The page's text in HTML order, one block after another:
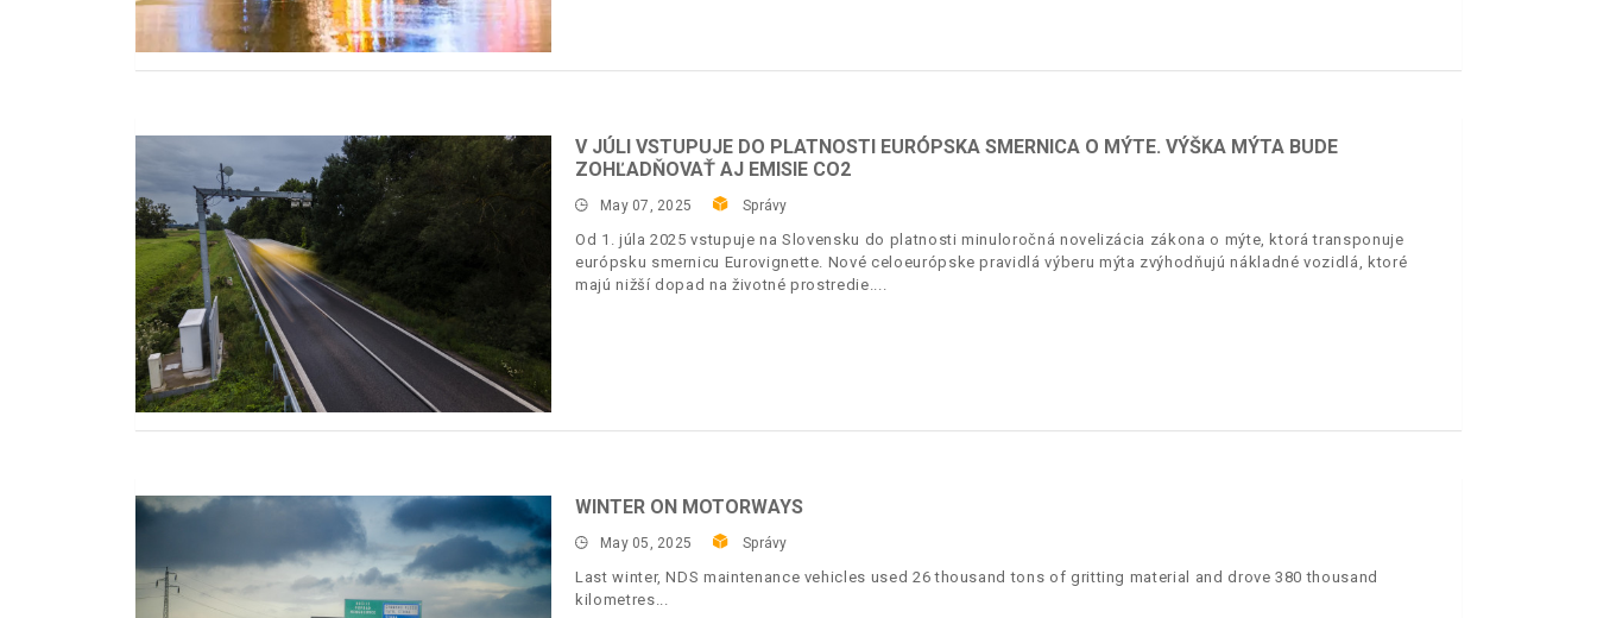
V JÚLI VSTUPUJE DO PLATNOSTI EURÓPSKA SMERNICA O MÝTE. VÝŠKA MÝTA BUDE
ZOHĽADŇOVAŤ AJ EMISIE CO2
May 07, 2025 Správy
Od 1. júla 2025 vstupuje na Slovensku do platnosti minuloročná novelizácia zákona o mýte, ktorá transponuje
európsku smernicu Eurovignette. Nové celoeurópske pravidlá výberu mýta zvýhodňujú nákladné vozidlá, ktoré
majú nižší dopad na životné prostredie.
WINTER ON MOTORWAYS
May 05, 2025 Správy
Last winter, NDS maintenance vehicles used 26 thousand tons of gritting material and drove 380 thousand
kilometres